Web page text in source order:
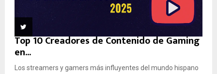
Top 10 Creadores de Contenido de Gaming
en...
Los streamers y gamers más influyentes del mundo hispano